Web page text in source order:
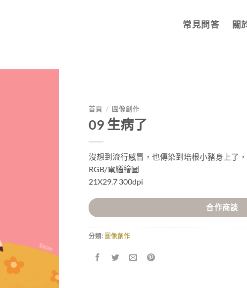
常見問答 關
首頁 / 圖像創作
09 生病了
沒想到流行感冒，也傳染到培根小豬身上了
RGB/電腦繪圖
21X29.7 300dpi
合作商談
分類: 圖像創作